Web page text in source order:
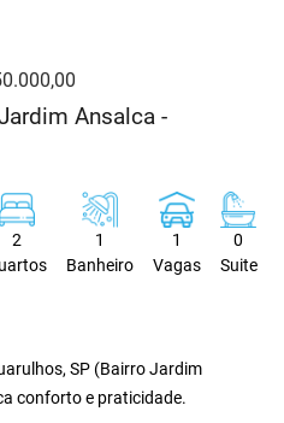
Ansalca -
2
1
Banheiro
1
Vagas
0
Suite
SP (Bairro Jardim
conforto e praticidade.